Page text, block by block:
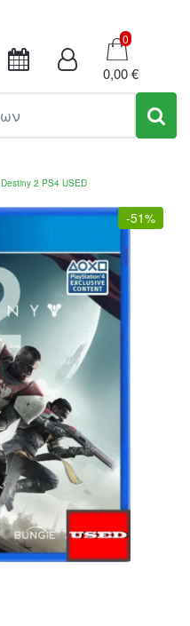
Καλάθι
0
0,00 €
Destiny 2 PS4 USED
-51%